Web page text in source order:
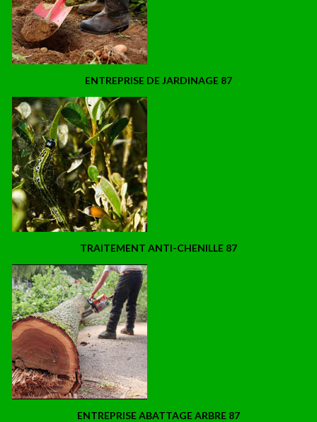
ENTREPRISE DE JARDINAGE 87
TRAITEMENT ANTI-CHENILLE 87
ENTREPRISE ABATTAGE ARBRE 87